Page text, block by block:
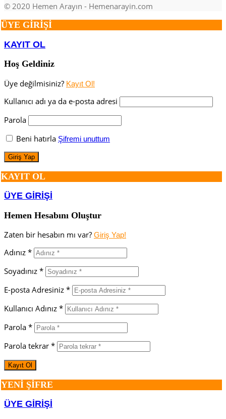
© 2020 Hemen Arayın - Hemenarayin.com
ÜYE GİRİŞİ
KAYIT OL
Hoş Geldiniz
Üye değilmisiniz? Kayıt Ol!
Kullanıcı adı ya da e-posta adresi
Parola
Beni hatırla Şifremi unuttum
KAYIT OL
ÜYE GİRİŞİ
Hemen Hesabını Oluştur
Zaten bir hesabın mı var? Giriş Yap!
Adınız *
Soyadınız *
E-posta Adresiniz *
Kullanıcı Adınız *
Parola *
Parola tekrar *
YENİ ŞİFRE
ÜYE GİRİŞİ